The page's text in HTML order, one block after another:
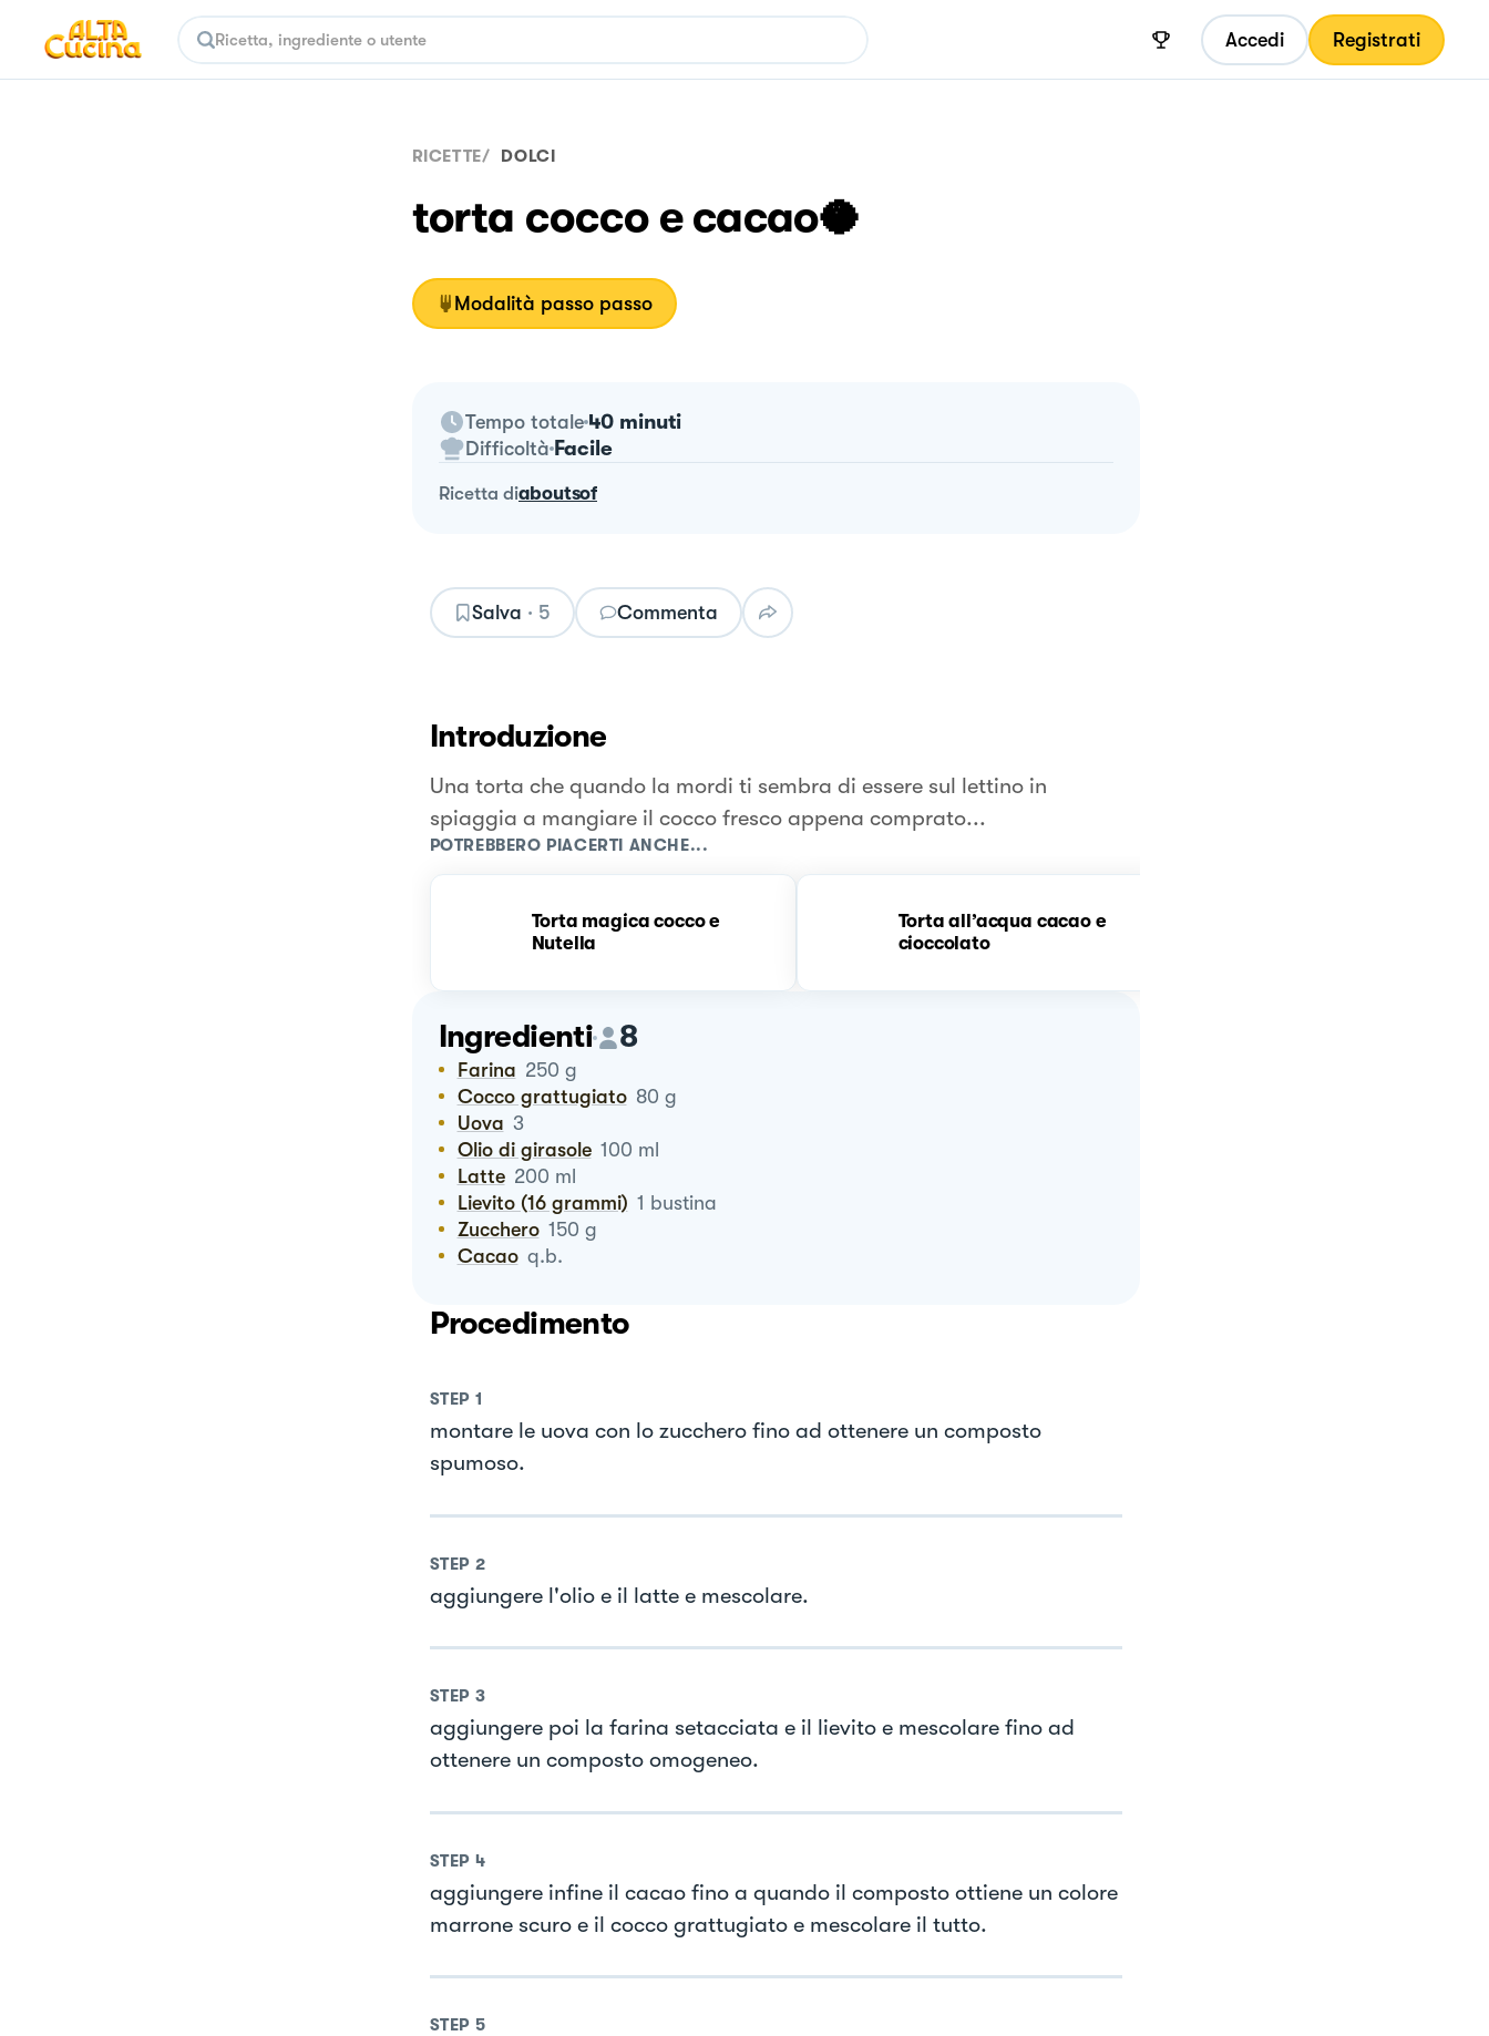
Accedi Registrati
RICETTE/ DOLCI
torta cocco e cacao🥥
Modalità passo passo
Tempo totale 40 minuti
Difficoltà Facile
ricetta diaboutsof
Salva · 5 Commenta
Introduzione
Una torta che quando la mordi ti sembra di essere sul lettino in
spiaggia a mangiare il cocco fresco appena comprato...
POTREBBERO PIACERTI ANCHE...
Torta magica cocco e
Nutella
Torta all’acqua cacao e
cioccolato
Ingredienti 8
Farina 250 g
Cocco grattugiato 80 g
Uova 3
Olio di girasole 100 ml
Latte 200 ml
Lievito (16 grammi) 1 bustina
Zucchero 150 g
Cacao q.b.
Procedimento
STEP 1
montare le uova con lo zucchero fino ad ottenere un composto
spumoso.
STEP 2
aggiungere l'olio e il latte e mescolare.
STEP 3
aggiungere poi la farina setacciata e il lievito e mescolare fino ad
ottenere un composto omogeneo.
STEP 4
aggiungere infine il cacao fino a quando il composto ottiene un colore
marrone scuro e il cocco grattugiato e mescolare il tutto.
STEP 5